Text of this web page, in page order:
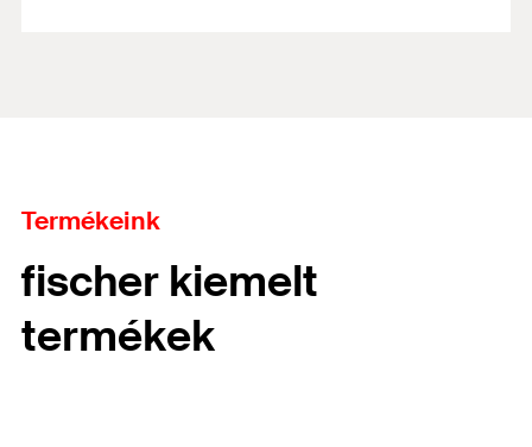
Termékeink
fischer kiemelt
termékek